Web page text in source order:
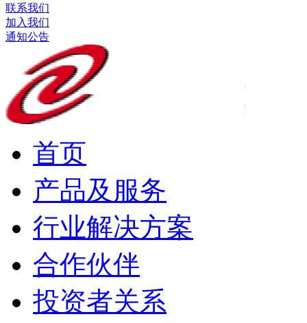
联系我们
加入我们
通知公告
首页
产品及服务
行业解决方案
合作伙伴
投资者关系